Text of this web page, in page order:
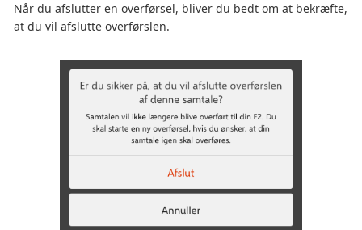
Når du afslutter en overførsel, bliver du bedt om at bekræfte,
at du vil afslutte overførslen.